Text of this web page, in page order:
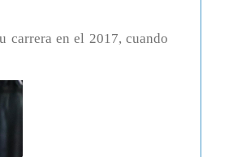
carrera en el 2017, cuando